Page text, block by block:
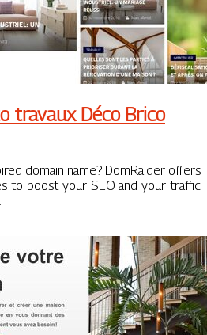
travaux Déco Brico
domain name? DomRaider offers
to boost your SEO and your traffic